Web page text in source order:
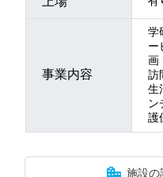
事業内容
学
ー
画
訪
生
護
施設の